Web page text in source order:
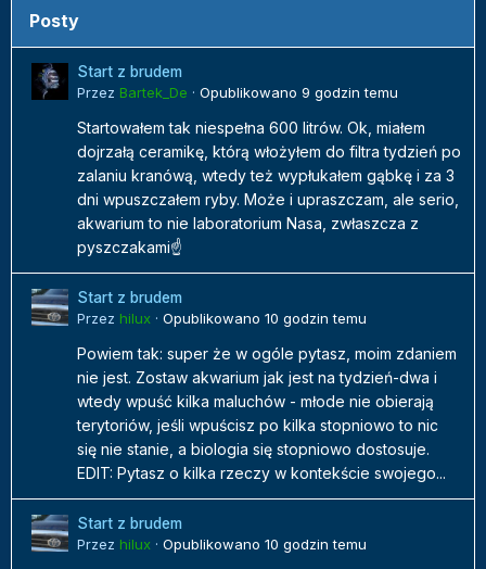
Posty
Start z brudem
Przez Bartek_De · Opublikowano 9 godzin temu
Startowałem tak niespełna 600 litrów. Ok, miałem
dojrzałą ceramikę, którą włożyłem do filtra tydzień po
zalaniu kranówą, wtedy też wypłukałem gąbkę i za 3
dni wpuszczałem ryby. Może i upraszczam, ale serio,
akwarium to nie laboratorium Nasa, zwłaszcza z
pyszczakami☝️
Start z brudem
Przez hilux · Opublikowano 10 godzin temu
Powiem tak: super że w ogóle pytasz, moim zdaniem
nie jest. Zostaw akwarium jak jest na tydzień-dwa i
wtedy wpuść kilka maluchów - młode nie obierają
terytoriów, jeśli wpuścisz po kilka stopniowo to nic
się nie stanie, a biologia się stopniowo dostosuje.
EDIT: Pytasz o kilka rzeczy w kontekście swojego...
Start z brudem
Przez hilux · Opublikowano 10 godzin temu